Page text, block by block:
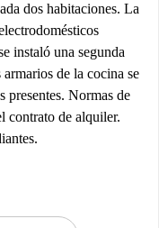
dos habitaciones. La
instaló una segunda
de la cocina se
presentes. Normas de
contrato de alquiler.